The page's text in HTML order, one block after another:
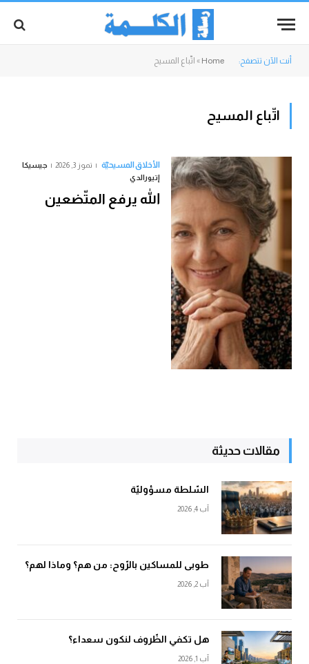
أنت الآن تتصفح: Home
» اتّباع المسيح
اتّباع المسيح
الأخلاق المسيحيّة تموز 3, 2026
جيسيكا
إتيورالدي
الله يرفع المتّضعين
مقالات حديثة
السّلطة مسؤوليّة
آب 4, 2026
طوبى للمساكين بالرّوح: من هم؟ وماذا لهم؟
آب 2, 2026
هل تكفي الظّروف لنكون سعداء؟
آب 1, 2026